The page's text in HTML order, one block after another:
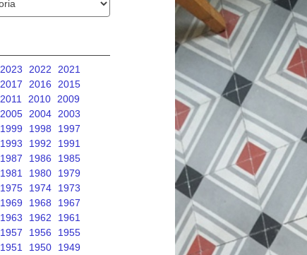
2023 2022
2021
2017 2016
2015
2011 2010
2009
2005 2004
2003
1999 1998
1997
1993 1992
1991
1987 1986
1985
1981 1980
1979
1975 1974
1973
1969 1968
1967
1963 1962
1961
1957 1956
1955
1951 1950
1949